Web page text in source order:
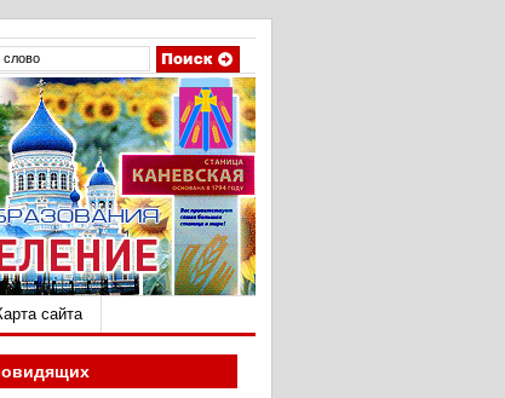
сайта